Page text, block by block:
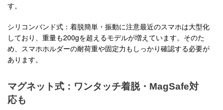
す。
シリコンバンド式：着脱簡単・振動に注意最近のスマホは大型化
しており、重量も200gを超えるモデルが増えています。そのた
め、スマホホルダーの耐荷重や固定力もしっかり確認する必要が
あります。
マグネット式：ワンタッチ着脱・MagSafe対
応も